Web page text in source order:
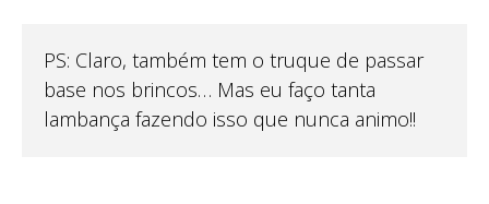
PS: Claro, também tem o truque de passar
base nos brincos… Mas eu faço tanta
lambança fazendo isso que nunca animo!!